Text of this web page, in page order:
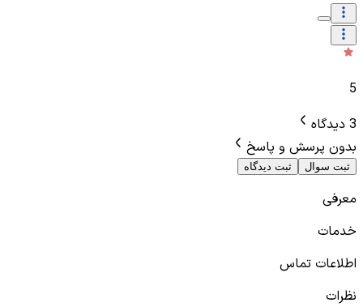
5
3 دیدگاه
بدون پرسش و پاسخ
ثبت سوال ثبت دیدگاه
معرفی
خدمات
اطلاعات تماس
نظرات